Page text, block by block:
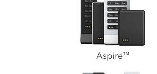
Aspire™